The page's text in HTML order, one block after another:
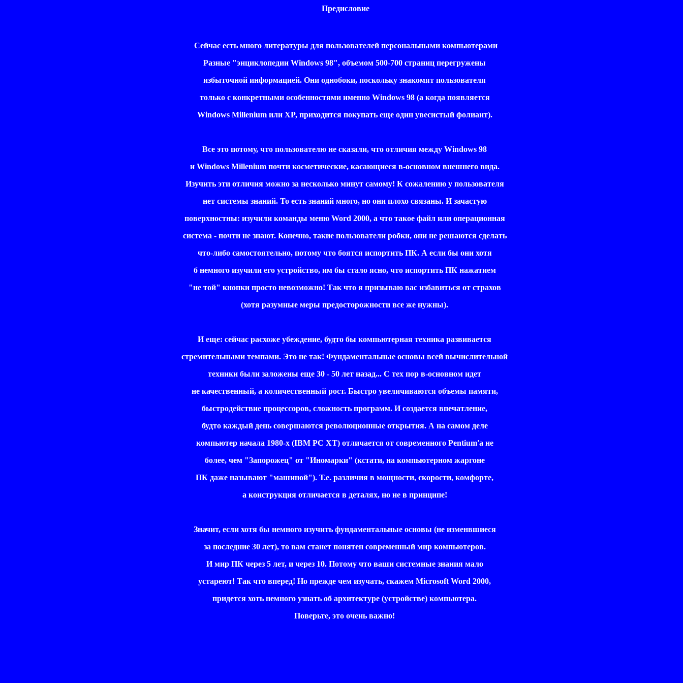
Предисловие
Сейчас есть много литературы для пользователей персональными компьютерами
Разные "энциклопедии Windows 98", объемом 500-700 страниц перегружены
избыточной информацией. Они однобоки, поскольку знакомят пользователя
только с конкретными особенностями именно Windows 98 (а когда появляется
Windows Millenium или XP, приходится покупать еще один увесистый фолиант).
Все это потому, что пользователю не сказали, что отличия между Windows 98
и Windows Millenium почти косметические, касающиеся в-основном внешнего вида.
Изучить эти отличия можно за несколько минут самому! К сожалению у пользователя
нет системы знаний. То есть знаний много, но они плохо связаны. И зачастую
поверхностны: изучили команды меню Word 2000, а что такое файл или операционная
система - почти не знают. Конечно, такие пользователи робки, они не pешаются сделать
что-либо самостоятельно, потому что боятся испортить ПК. А если бы они хотя
б немного изучили его устройство, им бы стало ясно, что испортить ПК нажатием
"не той" кнопки просто невозможно! Так что я призываю вас избавиться от страхов
(хотя разумные меры предосторожности все же нужны).
И еще: сейчас расхоже убеждение, будто бы компьютерная техника развивается
стремительными темпами. Это не так! Фундаментальные основы всей вычислительной
техники были заложены еще 30 - 50 лет назад... С тех пор в-основном идет
не качественный, а количественный рост. Быстро увеличиваются объемы памяти,
быстродействие процессоров, сложность программ. И создается впечатление,
будто каждый день совершаются революционные открытия. А на самом деле
компьютер начала 1980-х (IBM PC XT) отличается от современного Pentium'а не
более, чем "Запорожец" от "Иномарки" (кстати, на компьютерном жаргоне
ПК даже называют "машиной"). Т.е. различия в мощности, скорости, комфорте,
а конструкция отличается в деталях, но не в принципе!
Значит, если хотя бы немного изучить фундаментальные основы (не изменвшиеся
за последние 30 лет), то вам станет понятен современный мир компьютеров.
И мир ПК через 5 лет, и через 10. Потому что ваши системные знания мало
устареют! Так что вперед! Но прежде чем изучать, скажем Microsoft Word 2000,
придется хоть немного узнать об архитектуре (устройстве) компьютера.
Поверьте, это очень важно!